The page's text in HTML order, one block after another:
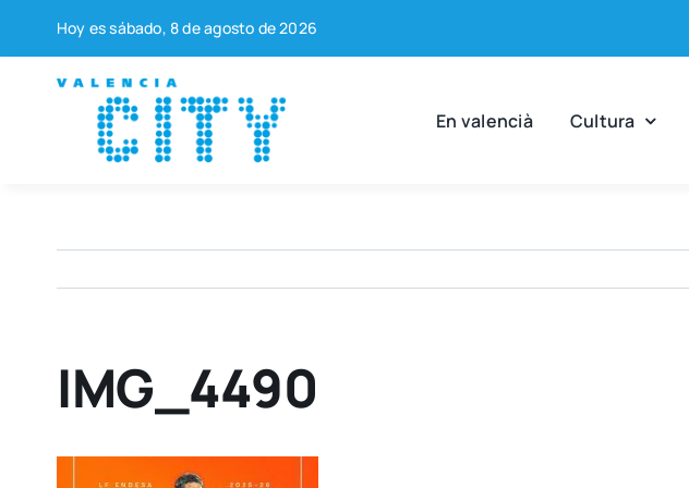
contenido
Hoy es sába­do, 8 de agos­to de 2026
En valen­cià Cul­tu­ra
IMG_4490